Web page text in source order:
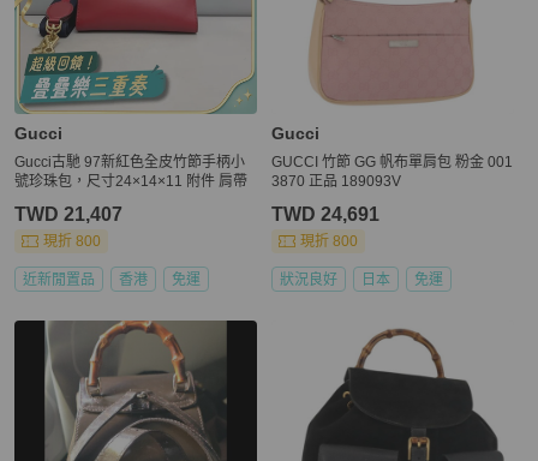
Gucci
Gucci古馳 97新紅色全皮竹節手柄小
號珍珠包，尺寸24×14×11 附件 肩帶
TWD 21,407
現折 800
近新閒置品 香港 免運
Gucci
GUCCI 竹節 GG 帆布單肩包 粉金 001
3870 正品 189093V
TWD 24,691
現折 800
狀況良好 日本 免運